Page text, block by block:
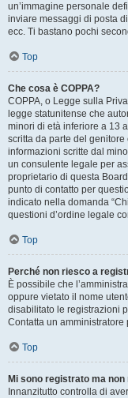
un’immagine personale
inviare messaggi di posta
ecc. Ti bastano pochi
Top
Che cosa è COPPA?
COPPA, o Legge sulla
legge statunitense che
minori di età inferiore a 13
scritta da parte del
informazioni scritte dal
un consulente legale per
proprietario di questa
punto di contatto per
indicato nella domanda
questioni d’ordine legale
Top
Perché non riesco a
È possibile che
oppure vietato il nome
disabilitato le registrazioni
Contatta un amministratore
Top
Mi sono registrato ma
Innanzitutto controlla di